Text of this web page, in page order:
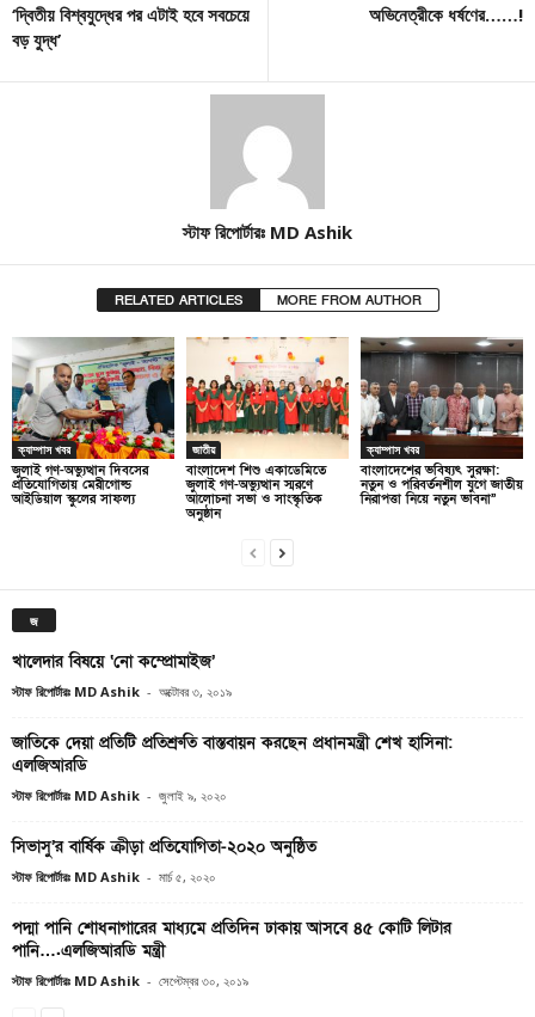
‘দ্বিতীয় বিশ্বযুদ্ধের পর এটাই হবে সবচেয়ে
বড় যুদ্ধ’
অভিনেত্রীকে ধর্ষণের……!
স্টাফ রিপোর্টারঃ MD Ashik
RELATED ARTICLES MORE FROM AUTHOR
ক্যাম্পাস খবর
জুলাই গণ-অভ্যুত্থান দিবসের
প্রতিযোগিতায় মেরীগোল্ড
আইডিয়াল স্কুলের সাফল্য
জাতীয়
বাংলাদেশ শিশু একাডেমিতে
জুলাই গণ-অভ্যুত্থান স্মরণে
আলোচনা সভা ও সাংস্কৃতিক
অনুষ্ঠান
ক্যাম্পাস খবর
বাংলাদেশের ভবিষ্যৎ সুরক্ষা:
নতুন ও পরিবর্তনশীল যুগে জাতীয়
নিরাপত্তা নিয়ে নতুন ভাবনা”
জ
খালেদার বিষয়ে ‘নো কম্প্রোমাইজ’
স্টাফ রিপোর্টারঃ MD Ashik - অক্টোবর ৩, ২০১৯
জাতিকে দেয়া প্রতিটি প্রতিশ্রুতি বাস্তবায়ন করছেন প্রধানমন্ত্রী শেখ হাসিনা:
এলজিআরডি
স্টাফ রিপোর্টারঃ MD Ashik - জুলাই ৯, ২০২০
সিভাসু’র বার্ষিক ক্রীড়া প্রতিযোগিতা-২০২০ অনুষ্ঠিত
স্টাফ রিপোর্টারঃ MD Ashik - মার্চ ৫, ২০২০
পদ্মা পানি শোধনাগারের মাধ্যমে প্রতিদিন ঢাকায় আসবে ৪৫ কোটি লিটার
পানি….এলজিআরডি মন্ত্রী
স্টাফ রিপোর্টারঃ MD Ashik - সেপ্টেম্বর ৩০, ২০১৯